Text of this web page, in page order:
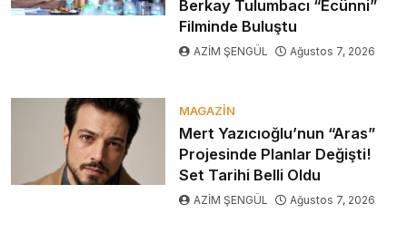
Berkay Tulumbacı “Ecünni”
Filminde Buluştu
AZİM ŞENGÜL Ağustos 7, 2026
MAGAZIN
Mert Yazıcıoğlu’nun “Aras”
Projesinde Planlar Değişti!
Set Tarihi Belli Oldu
AZİM ŞENGÜL Ağustos 7, 2026